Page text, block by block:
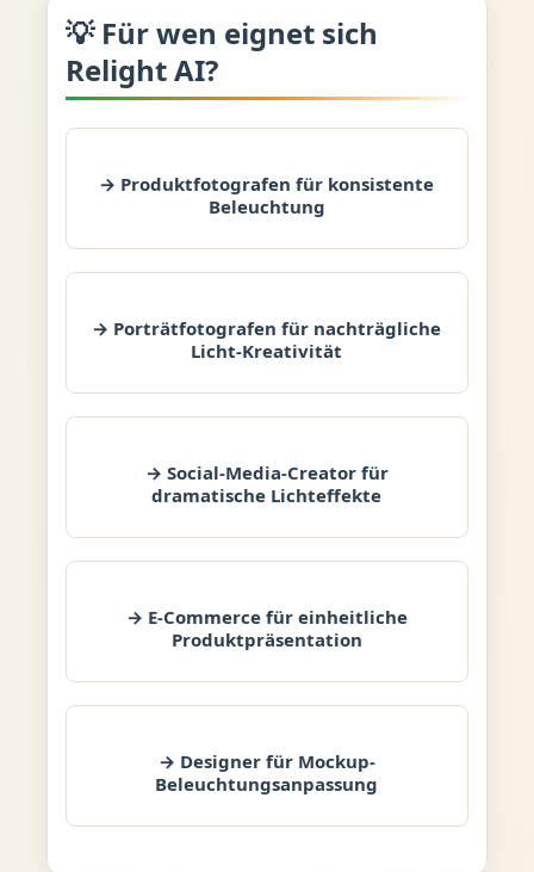
💡 Für wen eignet sich
Relight AI?
→ Produktfotografen für konsistente
Beleuchtung
→ Porträtfotografen für nachträgliche
Licht-Kreativität
→ Social-Media-Creator für
dramatische Lichteffekte
→ E-Commerce für einheitliche
Produktpräsentation
→ Designer für Mockup-
Beleuchtungsanpassung